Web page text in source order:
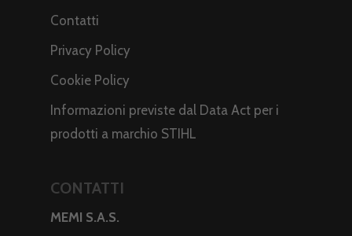
Contatti
Privacy Policy
Cookie Policy
Informazioni previste dal Data Act per i
prodotti a marchio STIHL
CONTATTI
MEMI S.A.S.